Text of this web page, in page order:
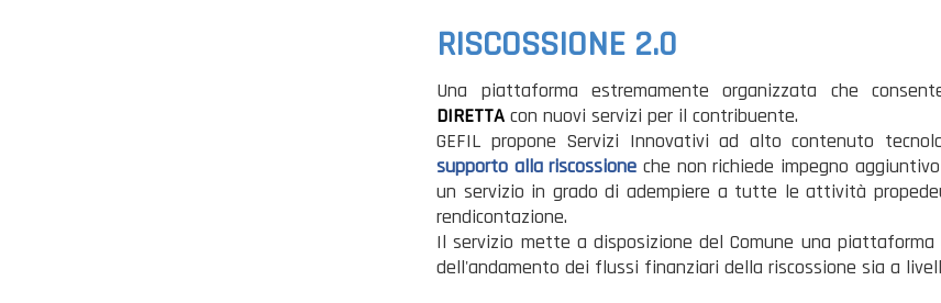
RISCOSSIONE 2.0
Una piattaforma estremamente organizzata che
DIRETTA con nuovi servizi per il contribuente.
GEFIL propone Servizi Innovativi ad alto contenuto
supporto alla riscossione che non richiede impegno
un servizio in grado di adempiere a tutte le attività
rendicontazione.
Il servizio mette a disposizione del Comune una
dell'andamento dei flussi finanziari della riscossione sia a